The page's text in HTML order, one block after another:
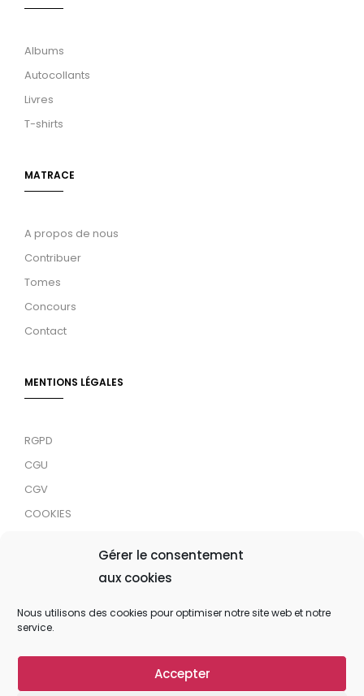
Gérer le consentement
aux cookies
Nous utilisons des cookies pour optimiser notre site web et notre
service.
Accepter
Albums
Autocollants
Livres
T-shirts
MATRACE
A propos de nous
Contribuer
Tomes
Concours
Contact
MENTIONS LÉGALES
RGPD
CGU
CGV
COOKIES